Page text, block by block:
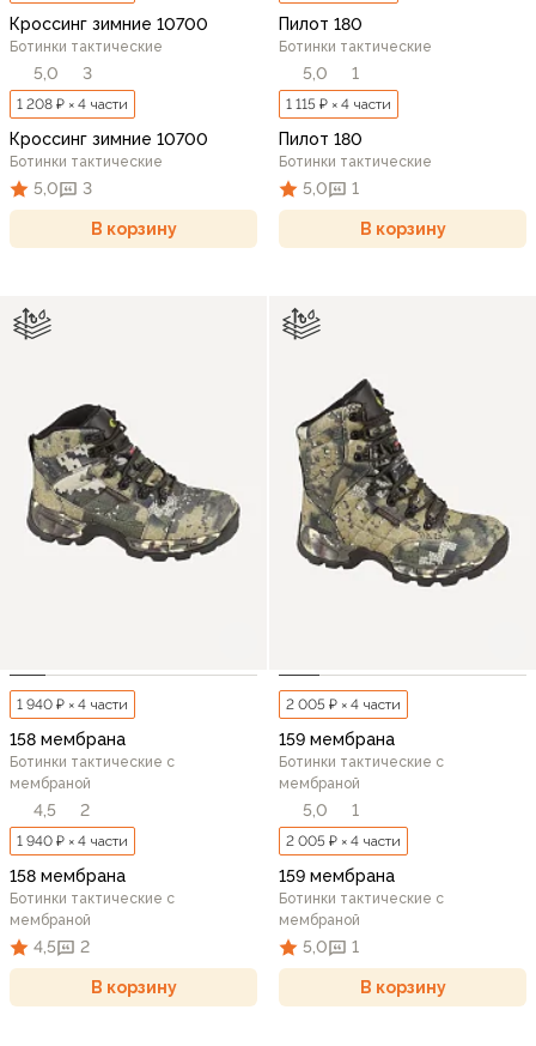
Кроссинг зимние 10700
Ботинки тактические
5,0 3
1 208 ₽ × 4 части
Кроссинг зимние 10700
Ботинки тактические
5,0 3
В корзину
Пилот 180
Ботинки тактические
5,0 1
1 115 ₽ × 4 части
Пилот 180
Ботинки тактические
5,0 1
В корзину
1 940 ₽ × 4 части
158 мембрана
Ботинки тактические с
мембраной
4,5 2
1 940 ₽ × 4 части
158 мембрана
Ботинки тактические с
мембраной
4,5 2
В корзину
2 005 ₽ × 4 части
159 мембрана
Ботинки тактические с
мембраной
5,0 1
2 005 ₽ × 4 части
159 мембрана
Ботинки тактические с
мембраной
5,0 1
В корзину